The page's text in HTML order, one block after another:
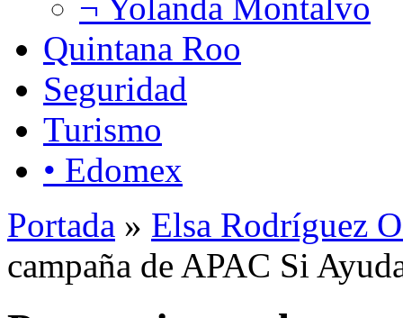
Quintana Roo
Seguridad
Turismo
• Edomex
Portada » Elsa Rodríguez
campaña de APAC Si